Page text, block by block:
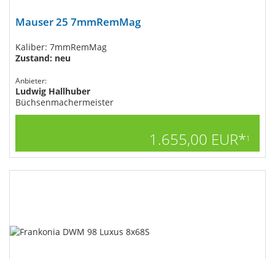
Mauser 25 7mmRemMag
Kaliber: 7mmRemMag
Zustand: neu
Anbieter:
Ludwig Hallhuber
Büchsenmachermeister
1.655,00 EUR*1